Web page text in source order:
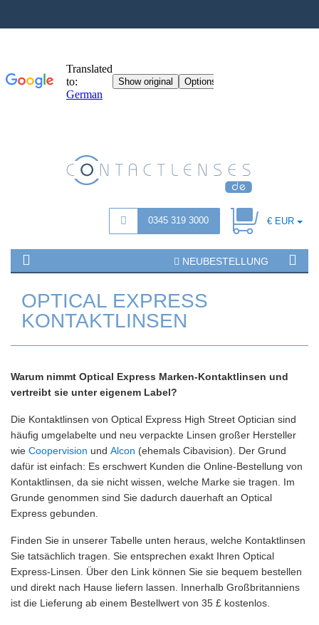
0345 319 3000 € EUR
NEUBESTELLUNG
OPTICAL EXPRESS
KONTAKTLINSEN
Warum nimmt Optical Express Marken-Kontaktlinsen und
vertreibt sie unter eigenem Label?
Die Kontaktlinsen von Optical Express High Street Optician sind
häufig umgelabelte und neu verpackte Linsen großer Hersteller
wie Coopervision und Alcon (ehemals Cibavision). Der Grund
dafür ist einfach: Es erschwert Kunden die Online-Bestellung von
Kontaktlinsen, da sie nicht wissen, welche Marke sie tragen. Im
Grunde genommen sind Sie dadurch dauerhaft an Optical
Express gebunden.
Finden Sie in unserer Tabelle unten heraus, welche Kontaktlinsen
Sie tatsächlich tragen. Sie entsprechen exakt Ihren Optical
Express-Linsen. Über den Link können Sie sie bequem bestellen
und direkt nach Hause liefern lassen. Innerhalb Großbritanniens
ist die Lieferung ab einem Bestellwert von 35 £ kostenlos.